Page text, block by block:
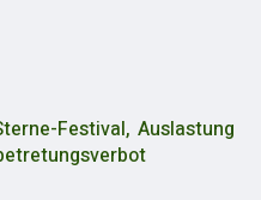
Festival, Auslastung